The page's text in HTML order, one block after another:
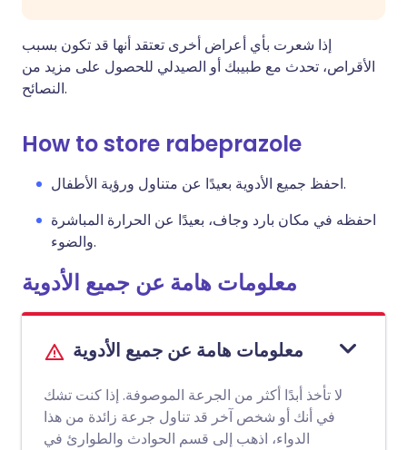
إذا شعرت بأي أعراض أخرى تعتقد أنها قد تكون بسبب
الأقراص، تحدث مع طبيبك أو الصيدلي للحصول على مزيد من
النصائح.
How to store rabeprazole
احفظ جميع الأدوية بعيدًا عن متناول ورؤية الأطفال.
احفظه في مكان بارد وجاف، بعيدًا عن الحرارة المباشرة
والضوء.
معلومات هامة عن جميع الأدوية
معلومات هامة عن جميع الأدوية
لا تأخذ أبدًا أكثر من الجرعة الموصوفة. إذا كنت تشك
في أنك أو شخص آخر قد تناول جرعة زائدة من هذا
الدواء، اذهب إلى قسم الحوادث والطوارئ في